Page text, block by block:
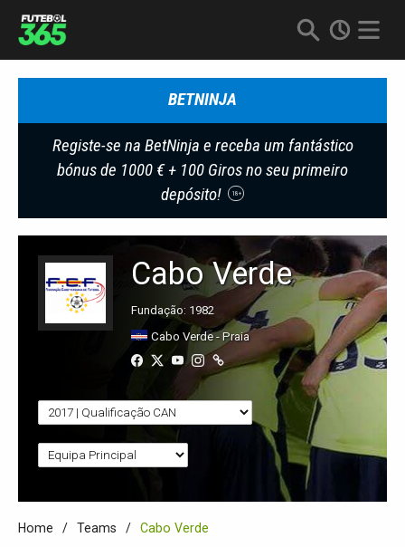
BETNINJA
Registe-se na BetNinja e receba um fantástico
bónus de 1000 € + 100 Giros no seu primeiro
depósito!
18+
Cabo Verde
Fundação: 1982
Cabo Verde - Praia
Home Teams Cabo Verde